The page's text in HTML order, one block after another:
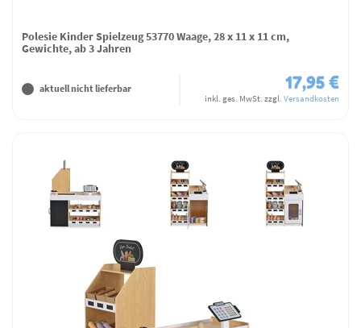
Polesie Kinder Spielzeug 53770 Waage, 28 x 11 x 11 cm,
Gewichte, ab 3 Jahren
aktuell nicht lieferbar 17,95 €
inkl. ges. MwSt. zzgl. Versandkosten